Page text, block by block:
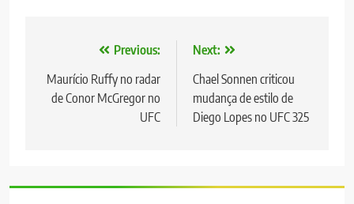
Navegação
de
Post
Previous:
Maurício Ruffy no radar
de Conor McGregor no
UFC
Next:
Chael Sonnen criticou
mudança de estilo de
Diego Lopes no UFC 325